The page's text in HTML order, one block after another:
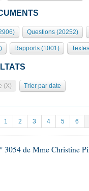
Questions (20252)
Rapports (1001)
(X) Trier par date
1 2 3 4 5 6
3054 de Mme Christine